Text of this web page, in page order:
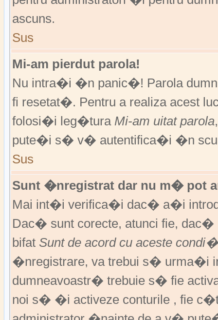
ascuns.
Sus
Mi-am pierdut parola!
Nu intra�i �n panic�! Parola
fi resetat�. Pentru a realiza acest
folosi�i leg�tura Mi-am uitat parola
pute�i s� v� autentifica�i �n
Sus
Sunt �nregistrat dar nu m� pot
Mai int�i verifica�i dac� a�i
Dac� sunt corecte, atunci fie,
bifat Sunt de acord cu aceste
�nregistrare, va trebui s� urma�i
dumneavoastr� trebuie s� fie
noi s� �i activeze conturile , fie